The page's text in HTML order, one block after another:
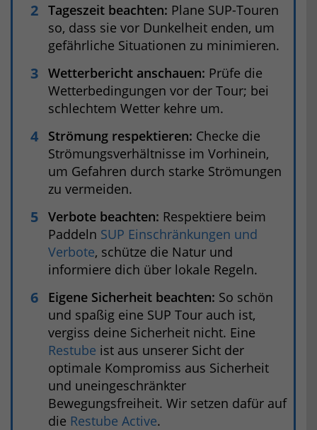
Tageszeit beachten: Plane SUP-Touren
so, dass sie vor Dunkelheit enden, um
gefährliche Situationen zu minimieren.
Wetterbericht anschauen: Prüfe die
Wetterbedingungen vor der Tour; bei
schlechtem Wetter kehre um.
Strömung respektieren: Checke die
Strömungsverhältnisse im Vorhinein,
um Gefahren durch starke Strömungen
zu vermeiden.
Verbote beachten: Respektiere beim
Paddeln SUP Einschränkungen und
Verbote, schütze die Natur und
informiere dich über lokale Regeln.
Eigene Sicherheit beachten: So schön
und spaßig eine SUP Tour auch ist,
vergiss deine Sicherheit nicht. Eine
Restube ist aus unserer Sicht der
optimale Kompromiss aus Sicherheit
und uneingeschränkter
Bewegungsfreiheit. Wir setzen dafür auf
die Restube Active.